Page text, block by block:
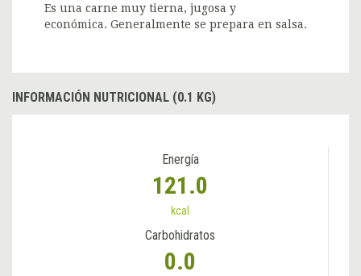
Es una carne muy tierna, jugosa y
económica. Generalmente se prepara en salsa.
INFORMACIÓN NUTRICIONAL (0.1 KG)
Energía
121.0
kcal
Carbohidratos
0.0